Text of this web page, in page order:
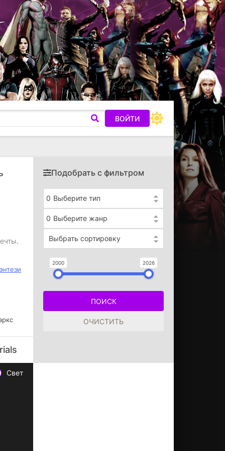
ВОЙТИ
Подобрать с фильтром
0 Выберите тип
0 Выберите жанр
Выбрать сортировку
2000 2026
Свет